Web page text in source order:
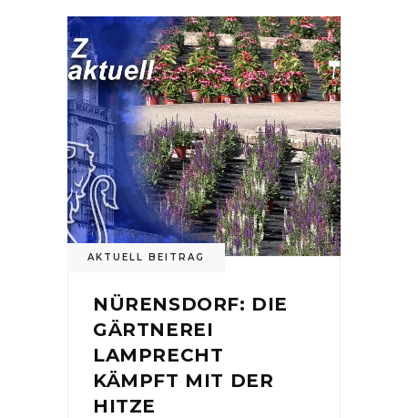
AKTUELL BEITRAG
NÜRENSDORF: DIE
GÄRTNEREI
LAMPRECHT
KÄMPFT MIT DER
HITZE